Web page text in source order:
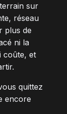
sur
réseau
plus de
ni la
coûte, et
quittez
encore